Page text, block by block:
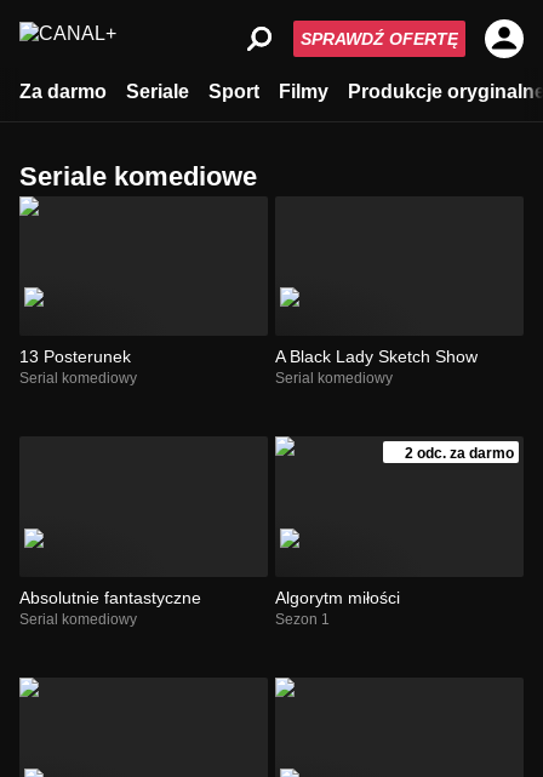
Za darmo Seriale Sport Filmy Produkcje
SPRAWDŹ OFERTĘ
Seriale komediowe
13 Posterunek
Serial komediowy
A Black Lady Sketch Show
Serial komediowy
Absolutnie fantastyczne
Serial komediowy
2 odc. za darmo
Algorytm miłości
Sezon 1